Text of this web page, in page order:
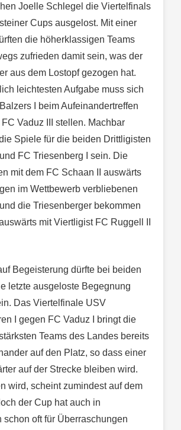
Joelle Schlegel die Viertelfinals
Cups ausgelost. Mit einer
die höherklassigen Teams
zufrieden damit sein, was der
aus dem Lostopf gezogen hat.
leichtesten Aufgabe muss sich
I beim Aufeinandertreffen
Vaduz III stellen. Machbar
Spiele für die beiden Drittligisten
FC Triesenberg I sein. Die
mit dem FC Schaan II auswärts
im Wettbewerb verbliebenen
die Triesenberger bekommen
mit Viertligist FC Ruggell II
Begeisterung dürfte bei beiden
letzte ausgeloste Begegnung
Das Viertelfinale USV
I gegen FC Vaduz I bringt die
Teams des Landes bereits
auf den Platz, so dass einer
auf der Strecke bleiben wird.
wird, scheint zumindest auf dem
der Cup hat auch in
schon oft für Überraschungen